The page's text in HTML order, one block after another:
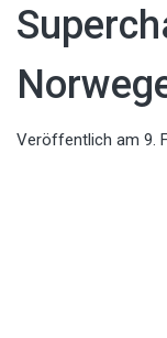
Veröffentlich am 9.